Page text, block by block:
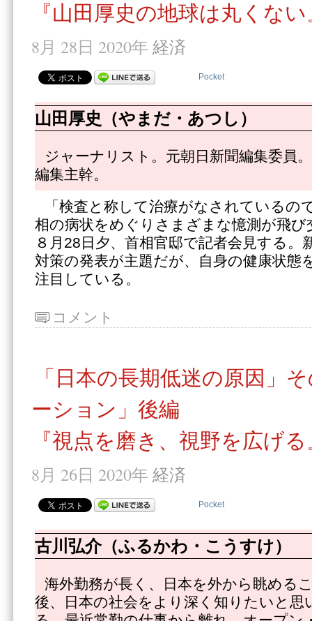
『山田厚史の地球は丸くな
8月 28日 2020年 経済
Pocket
山田厚史（やまだ・あつし）
ジャーナリスト。元朝日新聞編集委員
編集主幹。
「検査と称して治療がなされているの
相の病状をめぐりさまざまな憶測が飛
８月28日夕、首相官邸で記者会見する。
対策の発表が主題だが、自身の健康状態
注目している。
コメント
「日本の長期低迷の原因」
ーション」後編
『視点を磨き、視野を広げ
8月 26日 2020年 経済
Pocket
古川弘介（ふるかわ・こうすけ）
海外勤務が長く、日本を外から眺める
後、日本の社会をより深く知りたいと思